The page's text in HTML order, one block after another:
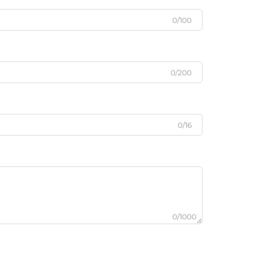
0/100
0/200
0/16
0/1000